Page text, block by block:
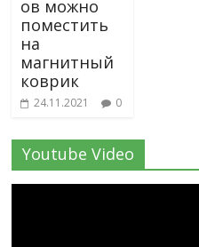
ов можно
поместить
на
магнитный
коврик
24.11.2021 0
Youtube Video